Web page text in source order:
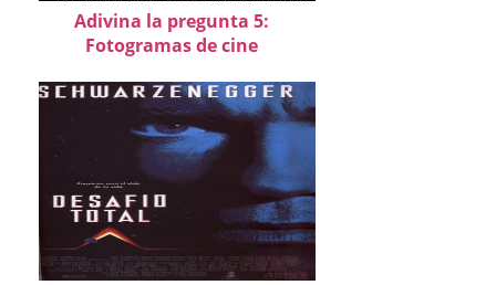
Adivina la pregunta 5:
Fotogramas de cine